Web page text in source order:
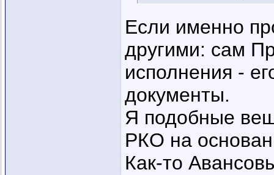
Если именно
другими: сам
исполнения -
документы.
Я подобные
РКО на
Как-то